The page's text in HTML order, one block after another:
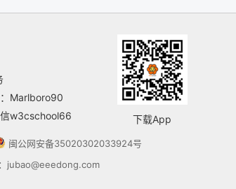
Marlboro90
w3cschool66
下载App
闽公网安备35020302033924号
jubao@eeedong.com